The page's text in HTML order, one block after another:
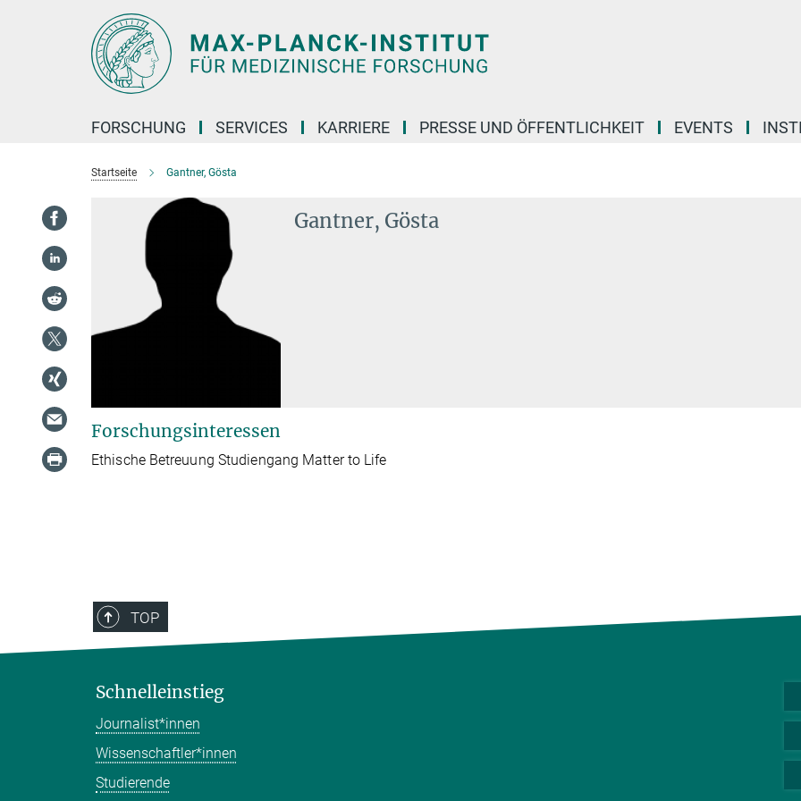
FORSCHUNG SERVICES KARRIERE PRESSE UND ÖFFENTLICHKEIT EVENTS
Startseite Gantner, Gösta
Gantner, Gösta
Forschungsinteressen
Ethische Betreuung Studiengang Matter to Life
TOP
Schnelleinstieg
Journalist*innen
Wissenschaftler*innen
Studierende